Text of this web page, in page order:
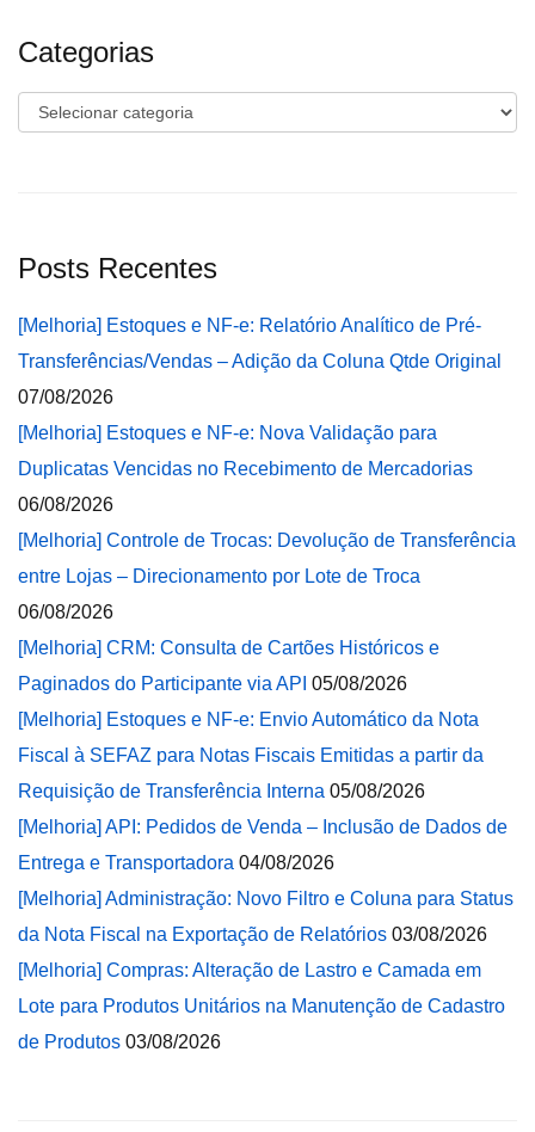
Categorias
Categorias
Posts Recentes
[Melhoria] Estoques e NF-e: Relatório Analítico de Pré-
Transferências/Vendas – Adição da Coluna Qtde Original
07/08/2026
[Melhoria] Estoques e NF-e: Nova Validação para
Duplicatas Vencidas no Recebimento de Mercadorias
06/08/2026
[Melhoria] Controle de Trocas: Devolução de Transferência
entre Lojas – Direcionamento por Lote de Troca
06/08/2026
[Melhoria] CRM: Consulta de Cartões Históricos e
Paginados do Participante via API 05/08/2026
[Melhoria] Estoques e NF-e: Envio Automático da Nota
Fiscal à SEFAZ para Notas Fiscais Emitidas a partir da
Requisição de Transferência Interna 05/08/2026
[Melhoria] API: Pedidos de Venda – Inclusão de Dados de
Entrega e Transportadora 04/08/2026
[Melhoria] Administração: Novo Filtro e Coluna para Status
da Nota Fiscal na Exportação de Relatórios 03/08/2026
[Melhoria] Compras: Alteração de Lastro e Camada em
Lote para Produtos Unitários na Manutenção de Cadastro
de Produtos 03/08/2026